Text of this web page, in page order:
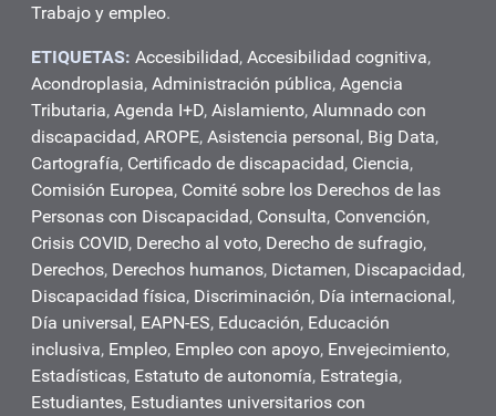
Trabajo y empleo.
ETIQUETAS: Accesibilidad, Accesibilidad cognitiva,
Acondroplasia, Administración pública, Agencia
Tributaria, Agenda I+D, Aislamiento, Alumnado con
discapacidad, AROPE, Asistencia personal, Big Data,
Cartografía, Certificado de discapacidad, Ciencia,
Comisión Europea, Comité sobre los Derechos de las
Personas con Discapacidad, Consulta, Convención,
Crisis COVID, Derecho al voto, Derecho de sufragio,
Derechos, Derechos humanos, Dictamen, Discapacidad,
Discapacidad física, Discriminación, Día internacional,
Día universal, EAPN-ES, Educación, Educación
inclusiva, Empleo, Empleo con apoyo, Envejecimiento,
Estadísticas, Estatuto de autonomía, Estrategia,
Estudiantes, Estudiantes universitarios con